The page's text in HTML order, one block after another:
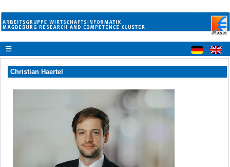
☰
Christian Haertel